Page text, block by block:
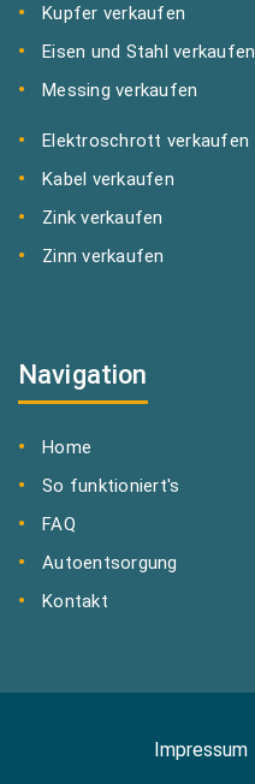
Kupfer verkaufen
Eisen und Stahl verkaufen
Messing verkaufen
Elektroschrott verkaufen
Kabel verkaufen
Zink verkaufen
Zinn verkaufen
Navigation
Home
So funktioniert's
FAQ
Autoentsorgung
Kontakt
Impressum